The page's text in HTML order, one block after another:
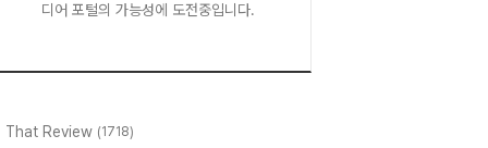
디어 포털의 가능성에 도전중입니다.
That Review (1718)